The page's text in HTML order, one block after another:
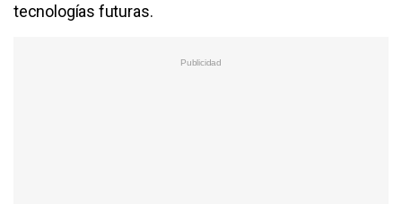
tecnologías futuras.